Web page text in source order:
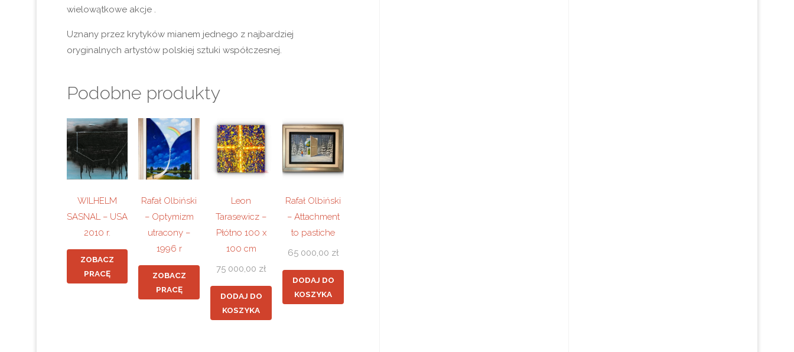
wielowątkowe akcje .
Uznany przez krytyków mianem jednego z najbardziej
oryginalnych artystów polskiej sztuki współczesnej.
Podobne produkty
WILHELM
SASNAL – USA
2010 r.
ZOBACZ
PRACĘ
Rafał Olbiński
– Optymizm
utracony –
1996 r
ZOBACZ
PRACĘ
Leon
Tarasewicz –
Płótno 100 x
100 cm
75 000,00 zł
DODAJ DO
KOSZYKA
Rafał Olbiński
– Attachment
to pastiche
65 000,00 zł
DODAJ DO
KOSZYKA